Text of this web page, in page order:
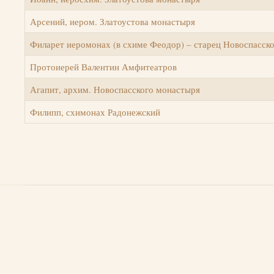
Арсений, иером. Златоустова монастыря
Филарет иеромонах (в схиме Феодор) – старец
Протоиерей Валентин Амфитеатров
Агапит, архим. Новоспасского монастыря
Филипп, схимонах Радонежский